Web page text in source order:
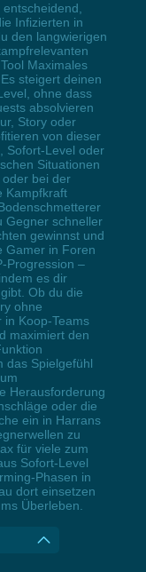
Infizierten in
den langwierigen
Maximales
steigert deinen
ohne dass
absolvieren
Story oder
von dieser
Sofort-Level oder
Situationen
bei der
Kampfkraft
Gegner schneller
gewinnst und
Gamer in Foren
Progression –
es dir
Ob du die
ohne
Koop-Teams
maximiert den
das Spielgefühl
Herausforderung
oder die
ein in Harrans
zu
für viele zum
Sofort-Level
Phasen in
dort einsetzen
Überleben.